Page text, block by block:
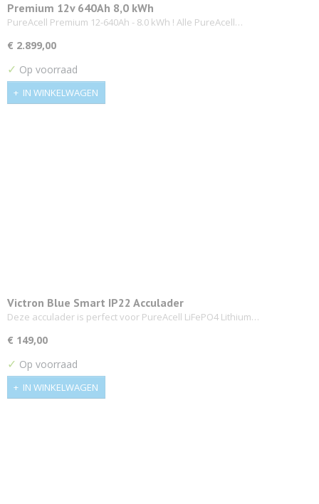
Premium 12v 640Ah 8,0 kWh
PureAcell Premium 12-640Ah - 8.0 kWh ! Alle PureAcell…
€ 2.899,00
✓ Op voorraad
IN WINKELWAGEN
Victron Blue Smart IP22 Acculader
Deze acculader is perfect voor PureAcell LiFePO4 Lithium…
€ 149,00
✓ Op voorraad
IN WINKELWAGEN